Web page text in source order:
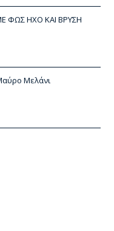
ΦΩΣ ΗΧΟ ΚΑΙ ΒΡΥΣΗ
Μελάνι